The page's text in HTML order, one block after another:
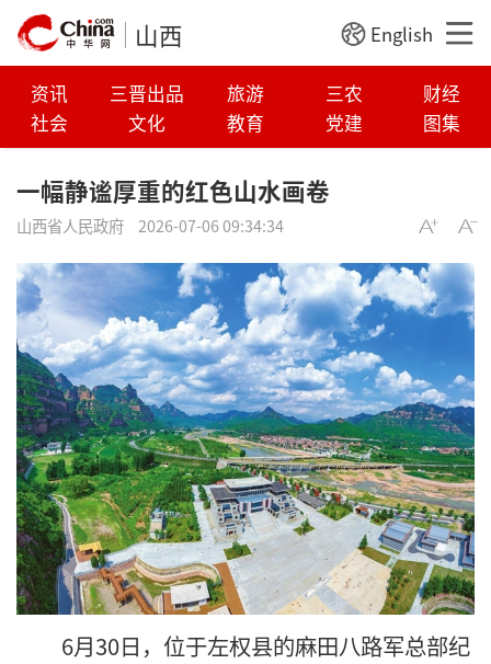
山西 English
资讯 三晋出品 旅游 三农
财经
社会
文化 教育 党建 图集
一幅静谧厚重的红色山水画卷
山西省人民政府 2026-07-06 09:34:34
6月30日，位于左权县的麻田八路军总部纪